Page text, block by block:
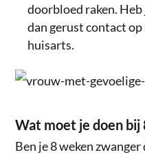
doorbloed raken. Heb
dan gerust contact
huisarts.
Wat moet je doen bij
Ben je 8 weken